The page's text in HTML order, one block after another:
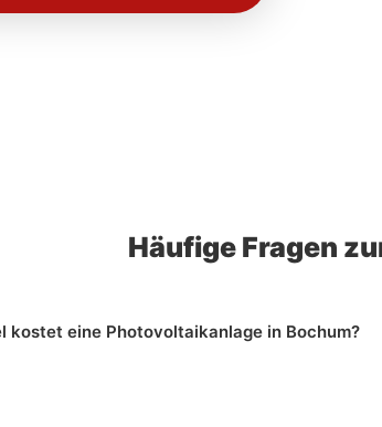
Häufige Fragen
kostet eine Photovoltaikanlage in Bochum?